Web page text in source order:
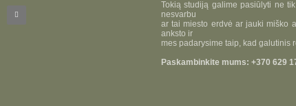
Tokią studiją galime pasiūlyti ne
nesvarbu
ar tai miesto erdvė ar jauki miško
anksto ir
mes padarysime taip, kad galutinis
Paskambinkite mums: +370 629